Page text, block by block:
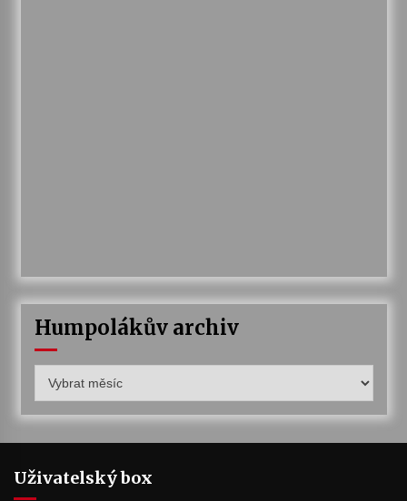
Humpolákův archiv
archiv
Uživatelský box